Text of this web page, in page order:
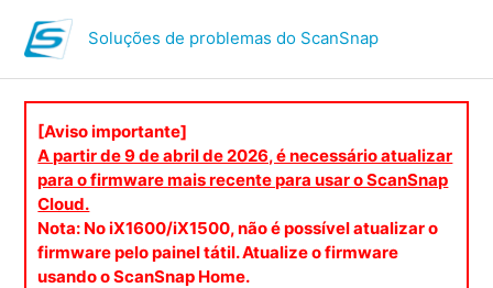
Soluções de problemas do ScanSnap
[Aviso importante]
A partir de 9 de abril de 2026, é necessário atualizar
para o firmware mais recente para usar o ScanSnap
Cloud.
Nota: No iX1600/iX1500, não é possível atualizar o
firmware pelo painel tátil. Atualize o firmware
usando o ScanSnap Home.